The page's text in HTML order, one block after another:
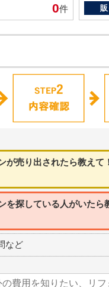
0件
が売り出されたら教えて
を探している人がいたら
など